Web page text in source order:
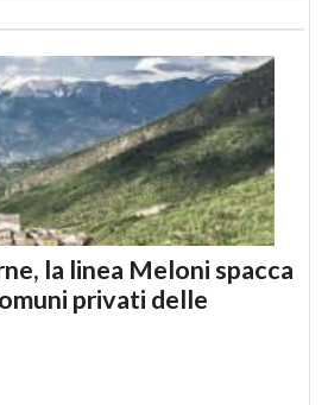
la linea Meloni spacca
privati delle